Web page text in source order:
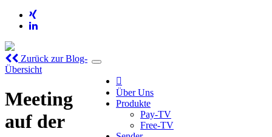

Über Uns
Produkte
Pay-TV
Free-TV
Zurück zur Blog-
Übersicht
Meeting
auf der